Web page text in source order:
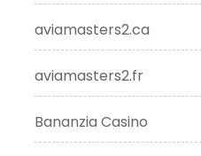
aviamasters2.ca
aviamasters2.fr
Bananzia Casino